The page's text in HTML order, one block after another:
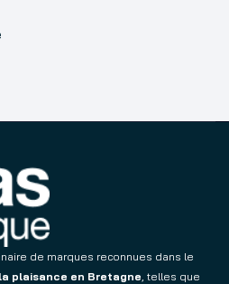
de marques reconnues dans le
plaisance en Bretagne , telles que